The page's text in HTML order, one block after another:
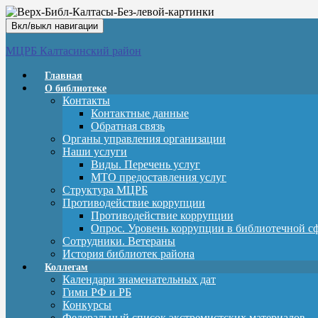
Вкл/выкл навигации
МЦРБ Калтасинский район
Главная
О библиотеке
Контакты
Контактные данные
Обратная связь
Органы управления организации
Наши услуги
Виды. Перечень услуг
МТО предоставления услуг
Структура МЦРБ
Противодействие коррупции
Противодействие коррупции
Опрос. Уровень коррупции в библиотечной
Сотрудники. Ветераны
История библиотек района
Коллегам
Календари знаменательных дат
Гимн РФ и РБ
Конкурсы